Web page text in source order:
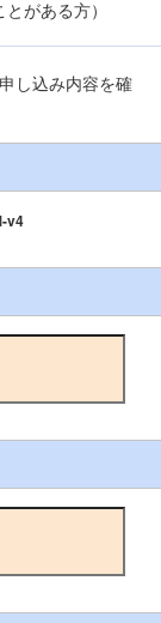
がある方）
し込み内容を確
v4